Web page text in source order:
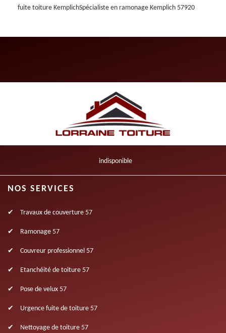
fuite toiture KemplichSpécialiste en ramonage Kemplich 57920
indisponible
NOS SERVICES
Travaux de couverture 57
Ramonage 57
Couvreur professionnel 57
Etanchéité de toiture 57
Pose de velux 57
Urgence fuite de toiture 57
Nettoyage de toiture 57